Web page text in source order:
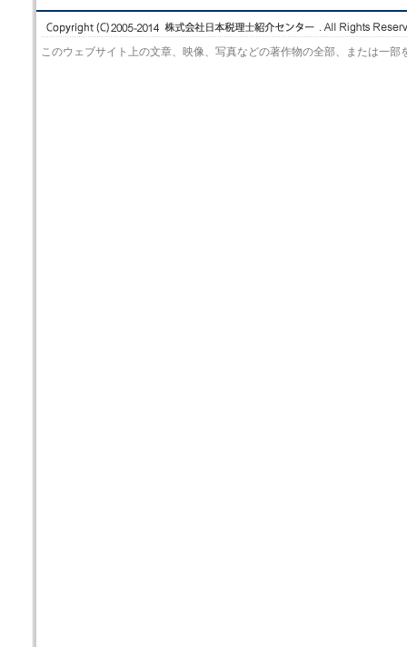
このウェブサイト上の文章、映像、写真などの著作物の全部、または一